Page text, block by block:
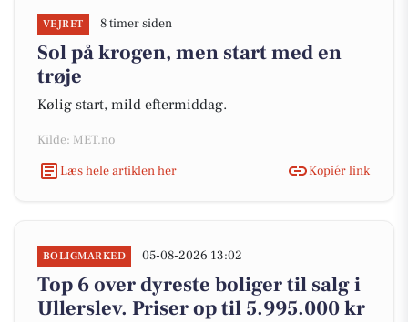
VEJRET 8 timer siden
Sol på krogen, men start med en
trøje
Kølig start, mild eftermiddag.
Kilde: MET.no
Læs hele artiklen her
Kopiér link
BOLIGMARKED 05-08-2026 13:02
Top 6 over dyreste boliger til salg i
Ullerslev. Priser op til 5.995.000 kr